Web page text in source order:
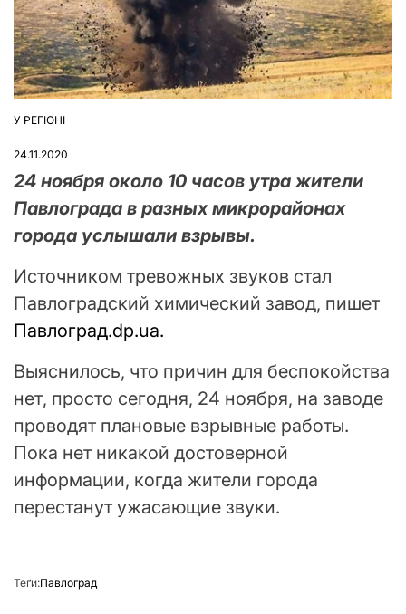
ОПУБЛІКУВАТИ
У РЕГІОНІ
24.11.2020
24 ноября около 10 часов утра жители
Павлограда в разных микрорайонах
города услышали взрывы.
Источником тревожных звуков стал
Павлоградский химический завод, пишет
Павлоград.dp.ua.
Выяснилось, что причин для беспокойства
нет, просто сегодня, 24 ноября, на заводе
проводят плановые взрывные работы.
Пока нет никакой достоверной
информации, когда жители города
перестанут ужасающие звуки.
Теґи:Павлоград